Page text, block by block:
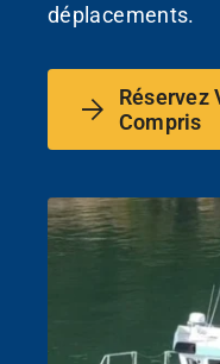
déplacements.
Réservez
Compris